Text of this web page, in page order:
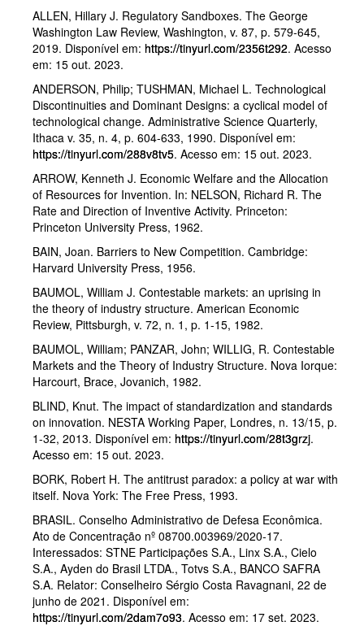
ALLEN, Hillary J. Regulatory Sandboxes. The George
Washington Law Review, Washington, v. 87, p. 579-645,
2019. Disponível em: https://tinyurl.com/2356t292. Acesso
em: 15 out. 2023.
ANDERSON, Philip; TUSHMAN, Michael L. Technological
Discontinuities and Dominant Designs: a cyclical model of
technological change. Administrative Science Quarterly,
Ithaca v. 35, n. 4, p. 604-633, 1990. Disponível em:
https://tinyurl.com/288v8tv5. Acesso em: 15 out. 2023.
ARROW, Kenneth J. Economic Welfare and the Allocation
of Resources for Invention. In: NELSON, Richard R. The
Rate and Direction of Inventive Activity. Princeton:
Princeton University Press, 1962.
BAIN, Joan. Barriers to New Competition. Cambridge:
Harvard University Press, 1956.
BAUMOL, William J. Contestable markets: an uprising in
the theory of industry structure. American Economic
Review, Pittsburgh, v. 72, n. 1, p. 1-15, 1982.
BAUMOL, William; PANZAR, John; WILLIG, R. Contestable
Markets and the Theory of Industry Structure. Nova Iorque:
Harcourt, Brace, Jovanich, 1982.
BLIND, Knut. The impact of standardization and standards
on innovation. NESTA Working Paper, Londres, n. 13/15, p.
1-32, 2013. Disponível em: https://tinyurl.com/28t3grzj.
Acesso em: 15 out. 2023.
BORK, Robert H. The antitrust paradox: a policy at war with
itself. Nova York: The Free Press, 1993.
BRASIL. Conselho Administrativo de Defesa Econômica.
Ato de Concentração nº 08700.003969/2020-17.
Interessados: STNE Participações S.A., Linx S.A., Cielo
S.A., Ayden do Brasil LTDA., Totvs S.A., BANCO SAFRA
S.A. Relator: Conselheiro Sérgio Costa Ravagnani, 22 de
junho de 2021. Disponível em:
https://tinyurl.com/2dam7o93. Acesso em: 17 set. 2023.